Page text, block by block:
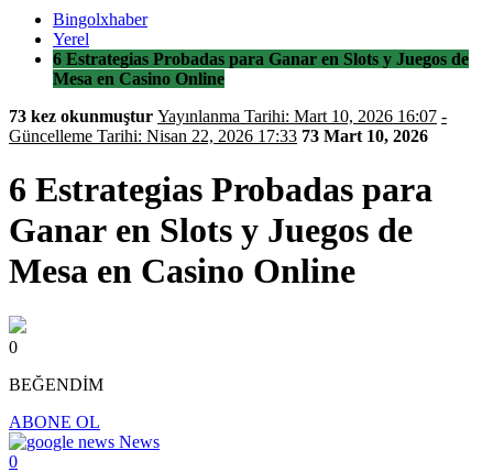
Bingolxhaber
Yerel
6 Estrategias Probadas para Ganar en Slots y Juegos de
Mesa en Casino Online
73 kez okunmuştur
Yayınlanma Tarihi: Mart 10, 2026 16:07 -
Güncelleme Tarihi: Nisan 22, 2026 17:33 73 Mart 10, 2026
6 Estrategias Probadas para
Ganar en Slots y Juegos de
Mesa en Casino Online
0
BEĞENDİM
ABONE OL
News
0